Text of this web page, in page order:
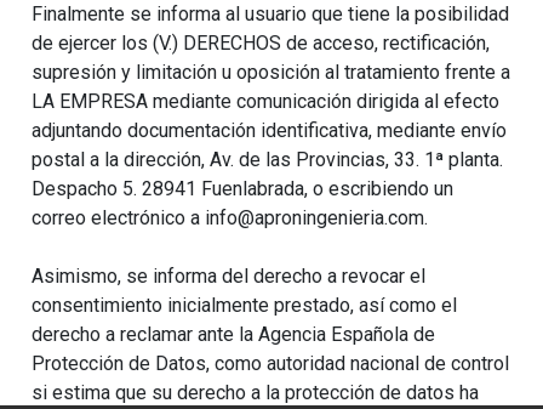
Finalmente se informa al usuario que tiene la posibilidad
de ejercer los (V.) DERECHOS de acceso, rectificación,
supresión y limitación u oposición al tratamiento frente a
LA EMPRESA mediante comunicación dirigida al efecto
adjuntando documentación identificativa, mediante envío
postal a la dirección, Av. de las Provincias, 33. 1ª planta.
Despacho 5. 28941 Fuenlabrada, o escribiendo un
correo electrónico a info@aproningenieria.com.
Asimismo, se informa del derecho a revocar el
consentimiento inicialmente prestado, así como el
derecho a reclamar ante la Agencia Española de
Protección de Datos, como autoridad nacional de control
si estima que su derecho a la protección de datos ha